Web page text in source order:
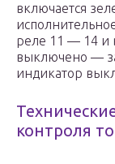
включается
реле 11 — 14 и
выключено —
индикатор
контроля